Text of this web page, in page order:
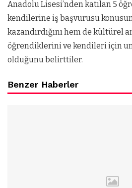
Anadolu Lisesi’nden katılan 5
kendilerine iş başvurusu
kazandırdığını hem de kültürel
öğrendiklerini ve kendileri için
olduğunu belirttiler.
Benzer Haberler